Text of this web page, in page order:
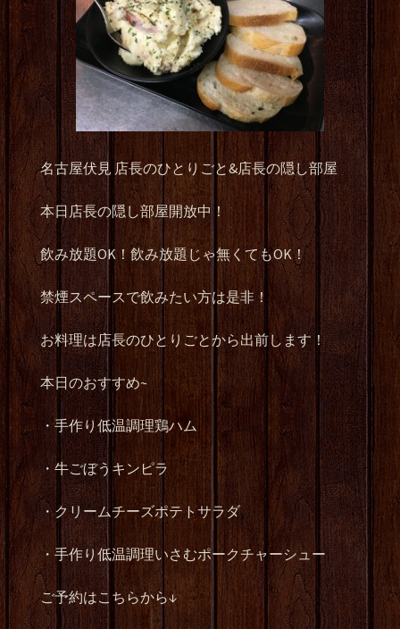
名古屋伏見 店長のひとりごと&店長の隠し部屋
本日店長の隠し部屋開放中！
飲み放題OK！飲み放題じゃ無くてもOK！
禁煙スペースで飲みたい方は是非！
お料理は店長のひとりごとから出前します！
本日のおすすめ~
・手作り低温調理鶏ハム
・牛ごぼうキンピラ
・クリームチーズポテトサラダ
・手作り低温調理いさむポークチャーシュー
ご予約はこちらから↓